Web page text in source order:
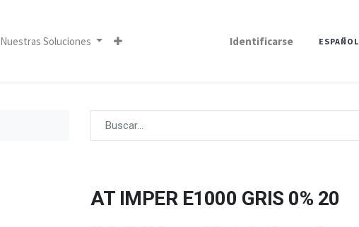
Nuestras Soluciones Identificarse ESPAÑOL
AT IMPER E1000 GRIS 0% 20